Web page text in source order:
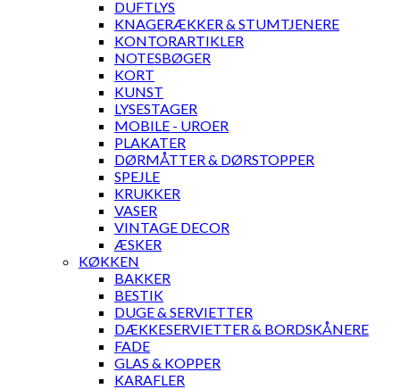
DUFTLYS
KNAGERÆKKER & STUMTJENERE
KONTORARTIKLER
NOTESBØGER
KORT
KUNST
LYSESTAGER
MOBILE - UROER
PLAKATER
DØRMÅTTER & DØRSTOPPER
SPEJLE
KRUKKER
VASER
VINTAGE DECOR
ÆSKER
KØKKEN
BAKKER
BESTIK
DUGE & SERVIETTER
DÆKKESERVIETTER & BORDSKÅNERE
FADE
GLAS & KOPPER
KARAFLER